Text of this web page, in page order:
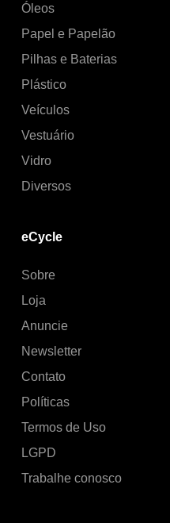
Óleos
Papel e Papelão
Pilhas e Baterias
Plástico
Veículos
Vestuário
Vidro
Diversos
eCycle
Sobre
Loja
Anuncie
Newsletter
Contato
Políticas
Termos de Uso
LGPD
Trabalhe conosco